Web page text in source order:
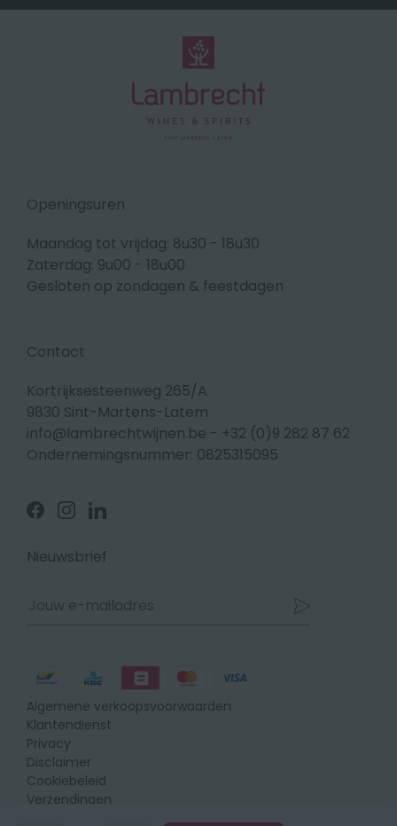
Openingsuren
Maandag tot vrijdag: 8u30 - 18u30
Zaterdag: 9u00 - 18u00
Gesloten op zondagen & feestdagen
Contact
Kortrijksesteenweg 265/A
9830 Sint-Martens-Latem
info@lambrechtwijnen.be - +32 (0)9 282 87 62
Ondernemingsnummer: 0825315095
Volg
ons
Facebook
Volg
ons
Instagram
Volg
ons
Linkedin
Nieuwsbrief
Betaalmethodes
Algemene verkoopsvoorwaarden
Klantendienst
Privacy
Disclaimer
Cookiebeleid
Verzendingen